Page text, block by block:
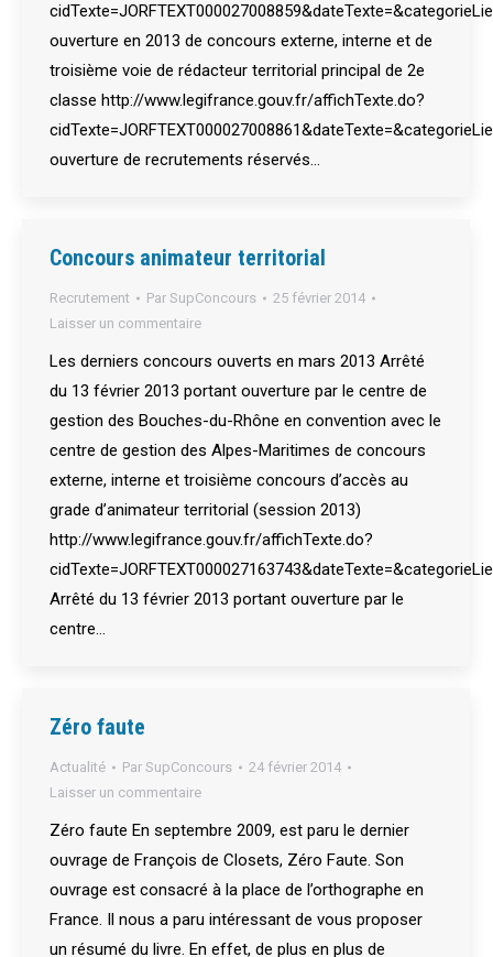
ouverture en 2013 de concours externe, interne et de
troisième voie de rédacteur territorial principal de 2e
classe http://www.legifrance.gouv.fr/affichTexte.do?
ouverture de recrutements réservés…
Concours animateur territorial
Recrutement Par SupConcours
25 février 2014
Laisser un commentaire
Les derniers concours ouverts en mars 2013 Arrêté
du 13 février 2013 portant ouverture par le centre de
gestion des Bouches-du-Rhône en convention avec le
centre de gestion des Alpes-Maritimes de concours
externe, interne et troisième concours d’accès au
grade d’animateur territorial (session 2013)
http://www.legifrance.gouv.fr/affichTexte.do?
Arrêté du 13 février 2013 portant ouverture par le
centre…
Zéro faute
Actualité Par SupConcours
24 février 2014
Laisser un commentaire
Zéro faute En septembre 2009, est paru le dernier
ouvrage de François de Closets, Zéro Faute. Son
ouvrage est consacré à la place de l’orthographe en
France. Il nous a paru intéressant de vous proposer
un résumé du livre. En effet, de plus en plus de